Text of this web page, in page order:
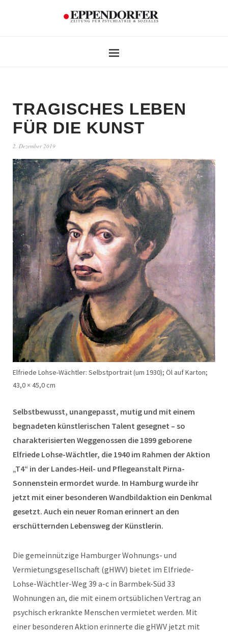
TRAGISCHES LEBEN
FÜR DIE KUNST
2. Dezember 2019
Elfriede Lohse-Wächtler: Selbstportrait (um 1930); Öl auf Karton;
43,0 × 45,0 cm
Selbstbewusst, unangepasst, mutig und mit einem
begnadeten künstlerischen Talent gesegnet – so
charakterisierten Weggenossen die 1899 geborene
Elfriede Lohse-Wächtler, die 1940 im Rahmen der Aktion
„T4“ in der Landes-Heil- und Pflegeanstalt Pirna-
Sonnenstein ermordet wurde. In Hamburg wurde ihr
jetzt mit einer besonderen Wandbildaktion ein Denkmal
gesetzt. Auch ein neuer Roman erinnert an den
erschütternden Lebensweg der Künstlerin.
Die gemeinnützige Hamburger Wohnungs- und
Vermietungsgesellschaft (gHWV) bietet im Elfriede-
Lohse-Wächtler-Weg 39 a-c in Barmbek-Süd 33
Wohnungen an, die mit einem ortsüblichen Vertrag an
psychisch erkrankte Menschen vermietet werden. Mit
einer besonderen Aktion erinnerte die gHWV jetzt mit